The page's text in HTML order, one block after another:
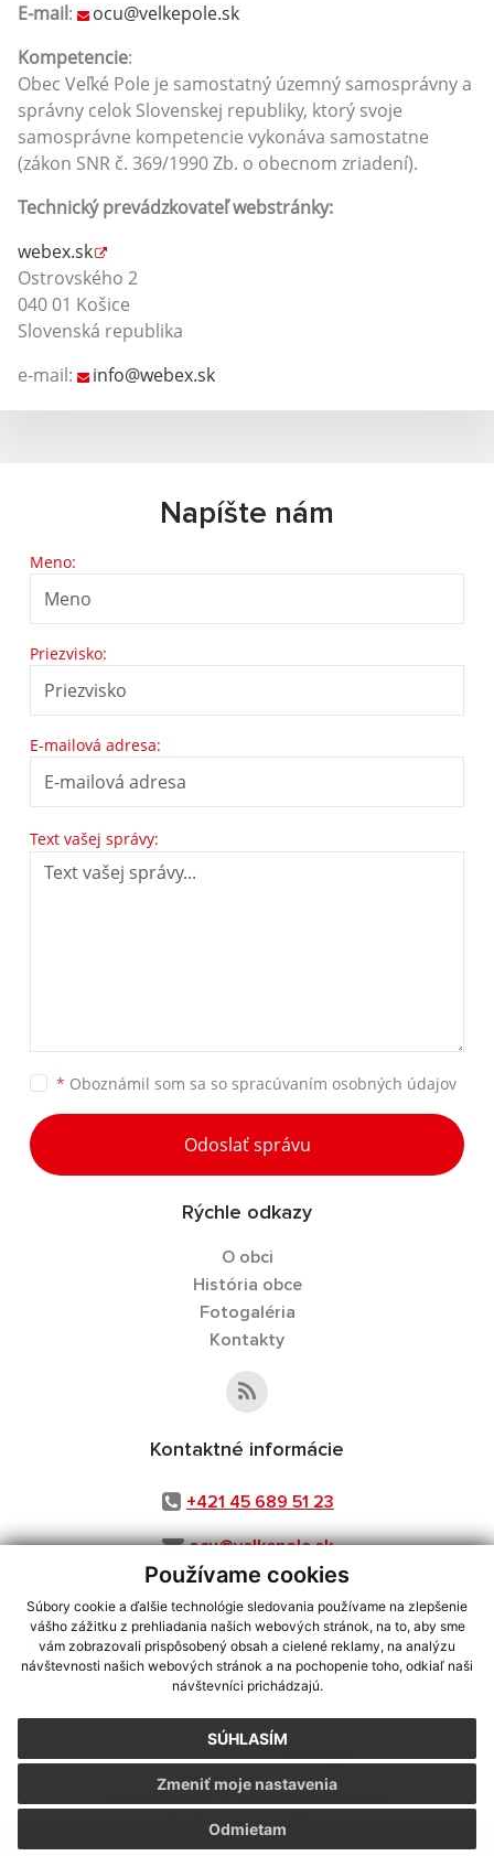
Používame cookies
Súbory cookie a ďalšie technológie sledovania používame na zlepšenie
vášho zážitku z prehliadania našich webových stránok, na to, aby sme
vám zobrazovali prispôsobený obsah a cielené reklamy, na analýzu
návštevnosti našich webových stránok a na pochopenie toho, odkiaľ naši
návštevníci prichádzajú.
SÚHLASÍM
Odmietam
Zmeniť moje nastavenia
E-mail:
ocu@velkepole.sk
Kompetencie:
Obec Veľké Pole je samostatný územný samosprávny a
správny celok Slovenskej republiky, ktorý svoje
samosprávne kompetencie vykonáva samostatne
(zákon SNR č. 369/1990 Zb. o obecnom zriadení).
Technický prevádzkovateľ webstránky:
webex.sk
Ostrovského 2
040 01 Košice
Slovenská republika
e-mail:
info@webex.sk
Napíšte nám
Meno:
Priezvisko:
E-mailová adresa:
Text vašej správy:
* Oboznámil som sa so spracúvaním osobných údajov
Odoslať správu
Rýchle odkazy
O obci
História obce
Fotogaléria
Kontakty
Kontaktné informácie
+421 45 689 51 23
ocu@velkepole.sk
využite možnosť získavania aktuálnych informácií s využitím RSS
CMS systém (redakčný) systém ECHELON 2,Mapa stránok,web portál
webex.digital, s.r.o.,domény,registrácia domény
Posledná aktualizácia:05.08.2026
Vytlačiť stránku|Vyhlásenie o prístupnosti